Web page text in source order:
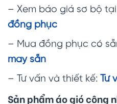
– Xem báo giá sơ bộ
đồng phục
– Mua đồng phục có
may sẵn
– Tư vấn và thiết kế: Tư
Sản phẩm áo gió công